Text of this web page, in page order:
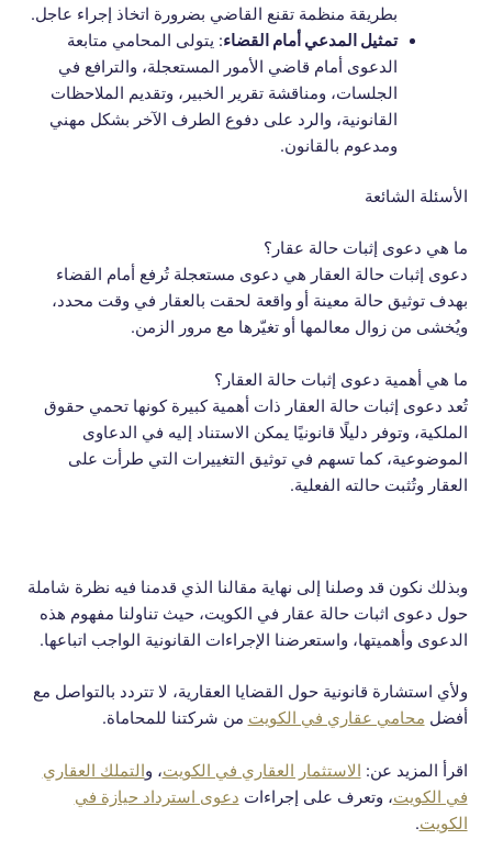
بطريقة منظمة تقنع القاضي بضرورة اتخاذ إجراء عاجل.
تمثيل المدعي أمام القضاء: يتولى المحامي متابعة
الدعوى أمام قاضي الأمور المستعجلة، والترافع في
الجلسات، ومناقشة تقرير الخبير، وتقديم الملاحظات
القانونية، والرد على دفوع الطرف الآخر بشكل مهني
ومدعوم بالقانون.
الأسئلة الشائعة
ما هي دعوى إثبات حالة عقار؟
دعوى إثبات حالة العقار هي دعوى مستعجلة تُرفع أمام القضاء
بهدف توثيق حالة معينة أو واقعة لحقت بالعقار في وقت محدد،
ويُخشى من زوال معالمها أو تغيّرها مع مرور الزمن.
ما هي أهمية دعوى إثبات حالة العقار؟
تُعد دعوى إثبات حالة العقار ذات أهمية كبيرة كونها تحمي حقوق
الملكية، وتوفر دليلًا قانونيًا يمكن الاستناد إليه في الدعاوى
الموضوعية، كما تسهم في توثيق التغييرات التي طرأت على
العقار وتُثبت حالته الفعلية.
وبذلك نكون قد وصلنا إلى نهاية مقالنا الذي قدمنا فيه نظرة شاملة
حول دعوى اثبات حالة عقار في الكويت، حيث تناولنا مفهوم هذه
الدعوى وأهميتها، واستعرضنا الإجراءات القانونية الواجب اتباعها.
ولأي استشارة قانونية حول القضايا العقارية، لا تتردد بالتواصل مع
أفضل محامي عقاري في الكويت من شركتنا للمحاماة.
اقرأ المزيد عن: الاستثمار العقاري في الكويت، والتملك العقاري
في الكويت، وتعرف على إجراءات دعوى استرداد حيازة في
الكويت.